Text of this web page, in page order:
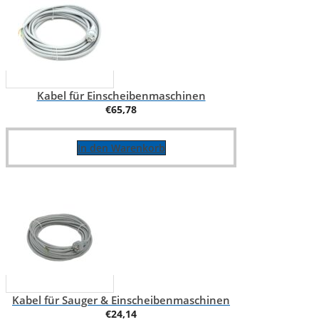
Kabel für Einscheibenmaschinen
€65,78
In den Warenkorb
Kabel für Sauger & Einscheibenmaschinen
€24,14